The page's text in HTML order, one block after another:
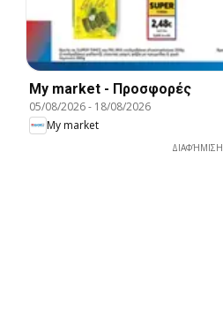
My market - Προσφορές
05/08/2026- 18/08/2026
My market
ΔΙΑΦΉΜΙΣΗ